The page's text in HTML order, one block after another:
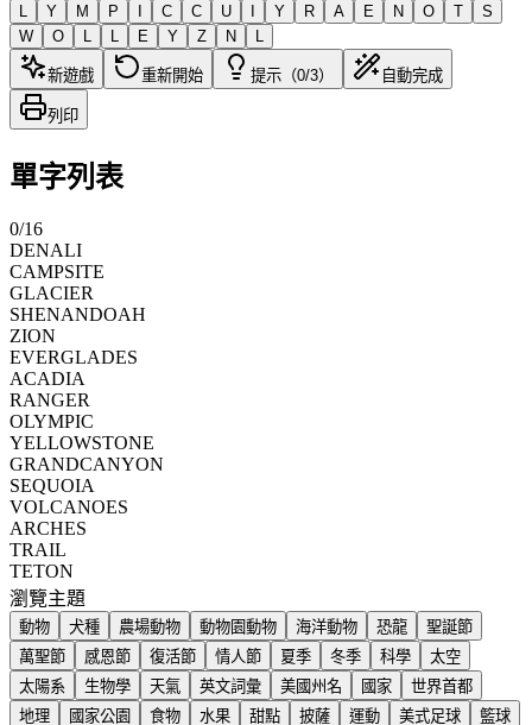
L
Y M P I C C U I Y R A E N O T
S
W
O L L E Y Z N L
新遊戲 重新開始 提示（0/3） 自動完成
列印
單字列表
0/16
DENALI
CAMPSITE
GLACIER
SHENANDOAH
ZION
EVERGLADES
ACADIA
RANGER
OLYMPIC
YELLOWSTONE
GRANDCANYON
SEQUOIA
VOLCANOES
ARCHES
TRAIL
TETON
瀏覽主題
動物 犬種 農場動物 動物園動物 海洋動物 恐龍
聖誕節
萬聖節
感恩節 復活節 情人節 夏季 冬季 科學
太空
太陽系
生物學 天氣 英文詞彙 美國州名 國家
世界首都
地理
國家公園 食物 水果 甜點 披薩 運動 美式足球 籃球